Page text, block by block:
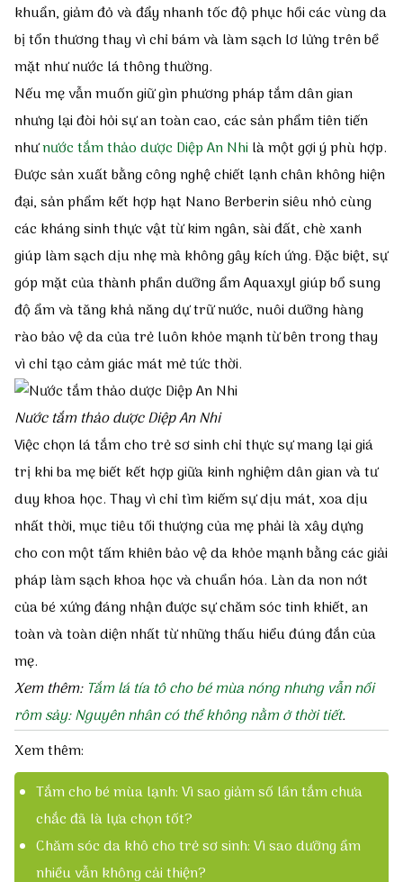
khuẩn, giảm đỏ và đẩy nhanh tốc độ phục hồi các vùng da
bị tổn thương thay vì chỉ bám và làm sạch lơ lửng trên bề
mặt như nước lá thông thường.
Nếu mẹ vẫn muốn giữ gìn phương pháp tắm dân gian
nhưng lại đòi hỏi sự an toàn cao, các sản phẩm tiên tiến
nhưnước tắm thảo dược Diệp An Nhi là một gợi ý phù hợp.
Được sản xuất bằng công nghệ chiết lạnh chân không hiện
đại, sản phẩm kết hợp hạt Nano Berberin siêu nhỏ cùng
các kháng sinh thực vật từ kim ngân, sài đất, chè xanh
giúp làm sạch dịu nhẹ mà không gây kích ứng. Đặc biệt, sự
góp mặt của thành phần dưỡng ẩm Aquaxyl giúp bổ sung
độ ẩm và tăng khả năng dự trữ nước, nuôi dưỡng hàng
rào bảo vệ da của trẻ luôn khỏe mạnh từ bên trong thay
vì chỉ tạo cảm giác mát mẻ tức thời.
Nước tắm thảo dược Diệp An Nhi
Việc chọn lá tắm cho trẻ sơ sinh chỉ thực sự mang lại giá
trị khi ba mẹ biết kết hợp giữa kinh nghiệm dân gian và tư
duy khoa học. Thay vì chỉ tìm kiếm sự dịu mát, xoa dịu
nhất thời, mục tiêu tối thượng của mẹ phải là xây dựng
cho con một tấm khiên bảo vệ da khỏe mạnh bằng các giải
pháp làm sạch khoa học và chuẩn hóa. Làn da non nớt
của bé xứng đáng nhận được sự chăm sóc tinh khiết, an
toàn và toàn diện nhất từ những thấu hiểu đúng đắn của
mẹ.
Xem thêm: Tắm lá tía tô cho bé mùa nóng nhưng vẫn nổi
rôm sảy: Nguyên nhân có thể không nằm ở thời tiết.
Xem thêm:
Tắm cho bé mùa lạnh: Vì sao giảm số lần tắm chưa
chắc đã là lựa chọn tốt?
Chăm sóc da khô cho trẻ sơ sinh: Vì sao dưỡng ẩm
nhiều vẫn không cải thiện?